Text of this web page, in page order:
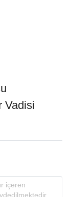
Vadisi